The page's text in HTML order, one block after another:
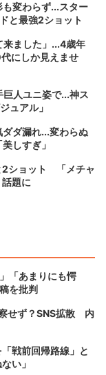
変わらず...スター
と最強2ショット
来ました」...4歳年
にしか見えませ
人ユニ姿で...神ス
ュアル」
ダ漏れ...変わらぬ
しすぎ」
2ショット 「メチャ
題に
「あまりにも愕
を批判
せず？SNS拡散 内
戦前回帰路線」と
い」